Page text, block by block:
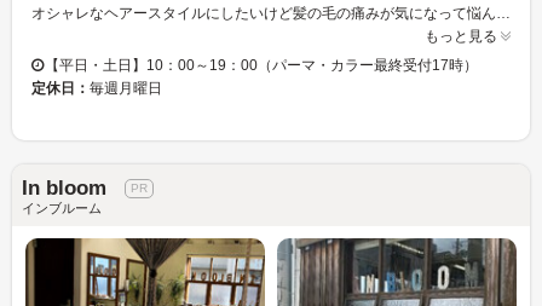
オシャレなヘアースタイルにしたいけど髪の毛の痛みが気になって悩んでいる方にオススメの髪質改善ヘアーエスティックサロン【Merci】自分の髪質をあきらめていませんか？カラー・パーマをくり返すほどキレイになるヘアエステが大好評♪ ★髪質改善ヘアエステメニュー★ あなたは5つの髪のトラブルのうち、どれを解消したいですか？ダメージ？広がり？枝毛や切れ毛？抜け毛？グレイカラー？髪質・状態は十人十色。オーダーメイドであなたにぴったりの天然の栄養分を、しっかり補給してくれます☆ 可愛くなっても、傷んでいたら意味がない！来た時よりも髪がキレイになる・・・それがMerci のこだわり☆傷んでるから…と諦めないで何でも相談してみて！髪質を変えて、髪型を変えて新しい自分の魅力を発見しましょう♪ 1日限定5名様で上質でのんびりした時間をすごしませんか？
もっと見る
【平日・土日】10：00～19：00（パーマ・カラー最終受付17時）
定休日： 毎週月曜日
In bloom
インブルーム